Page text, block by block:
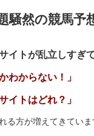
騒然の競馬予
イトが乱立しすぎて
わからない！」
イトはどれ？」
る方が増えてきていま